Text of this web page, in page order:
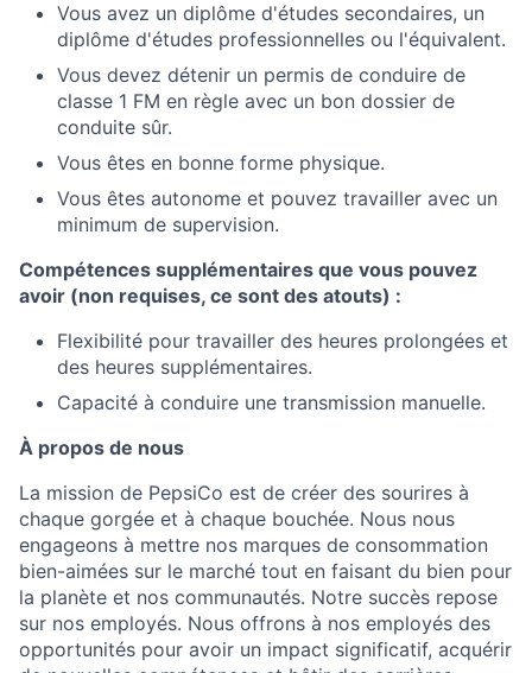
Vous avez un diplôme d'études secondaires, un
diplôme d'études professionnelles ou l'équivalent.
Vous devez détenir un permis de conduire de
classe 1 FM en règle avec un bon dossier de
conduite sûr.
Vous êtes en bonne forme physique.
Vous êtes autonome et pouvez travailler avec un
minimum de supervision.
Compétences supplémentaires que vous pouvez
avoir (non requises, ce sont des atouts) :
Flexibilité pour travailler des heures prolongées et
des heures supplémentaires.
Capacité à conduire une transmission manuelle.
À propos de nous
La mission de PepsiCo est de créer des sourires à
chaque gorgée et à chaque bouchée. Nous nous
engageons à mettre nos marques de consommation
bien-aimées sur le marché tout en faisant du bien pour
la planète et nos communautés. Notre succès repose
sur nos employés. Nous offrons à nos employés des
opportunités pour avoir un impact significatif, acquérir